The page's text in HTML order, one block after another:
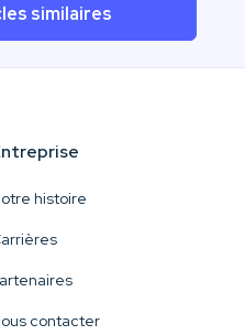
similaires
histoire
contacter